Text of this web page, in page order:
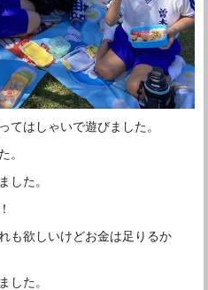
てはしゃいで遊びました。
。
した。
も欲しいけどお金は足りるか
した。